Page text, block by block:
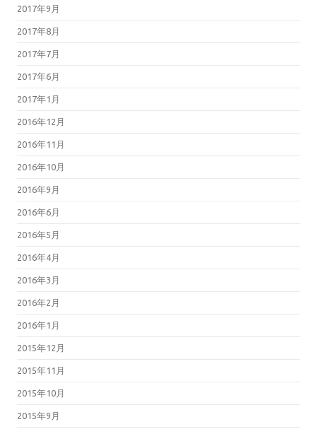
2017年9月
2017年8月
2017年7月
2017年6月
2017年1月
2016年12月
2016年11月
2016年10月
2016年9月
2016年6月
2016年5月
2016年4月
2016年3月
2016年2月
2016年1月
2015年12月
2015年11月
2015年10月
2015年9月